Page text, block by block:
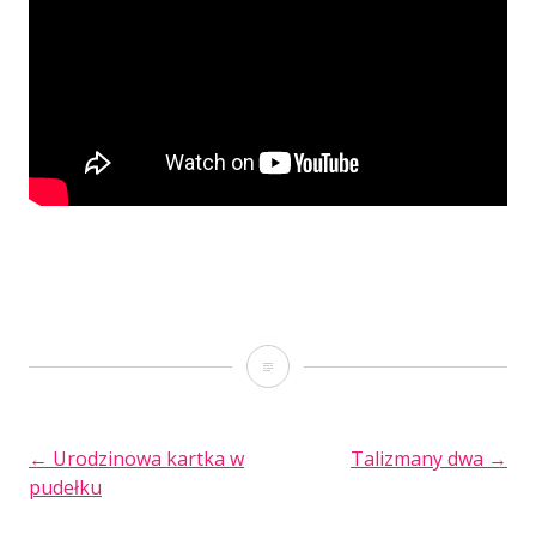
„Believe
POST
← Urodzinowa kartka w
pudełku
Talizmany dwa →